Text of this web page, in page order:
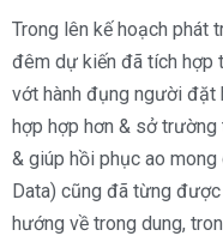
Trong lên kế hoạch phát
đêm dự kiến đã tích hợp
vớt hành đụng người đặt
hợp hợp hơn & sở
& giúp hồi phục ao mong
Data) cũng đã từng
hướng về trong dung,